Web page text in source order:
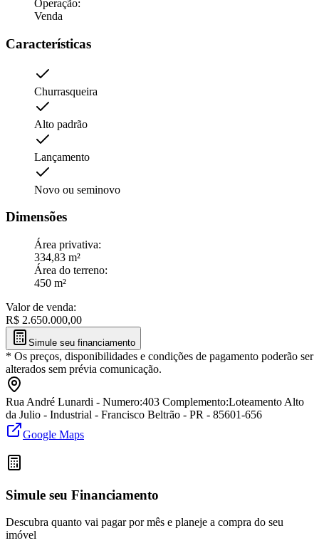
Operação:
Venda
Características
Churrasqueira
Alto padrão
Lançamento
Novo ou seminovo
Dimensões
Área privativa:
334,83 m²
Área do terreno:
450 m²
Valor de venda:
R$ 2.650.000,00
Simule seu financiamento
* Os preços, disponibilidades e condições de pagamento poderão ser
alterados sem prévia comunicação.
Rua André Lunardi - Numero:403 Complemento:Loteamento Alto
da Julio - Industrial - Francisco Beltrão - PR - 85601-656
Google Maps
Simule seu Financiamento
Descubra quanto vai pagar por mês e planeje a compra do seu
imóvel